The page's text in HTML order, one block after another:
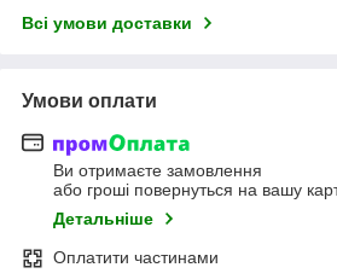
Всі умови доставки
Умови оплати
Ви отримаєте замовлення
або гроші повернуться на вашу
Детальніше
Оплатити частинами